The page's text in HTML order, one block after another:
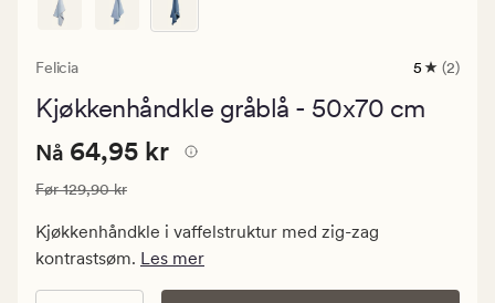
Felicia
2
med
5 (2)
Kjøkkenhåndkle gråblå - 50x70 cm
Nåværende
64,95
kr.
Vanlig
Nåværende pris
Nå 64,95 kr
Vanlig pris 129,90 kr
Før129,90 kr
Kjøkkenhåndkle i vaffelstruktur med zig-zag
kontrastsøm. Les mer